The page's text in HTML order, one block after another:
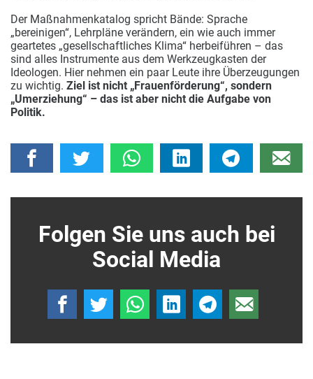
Der Maßnahmenkatalog spricht Bände: Sprache
„bereinigen“, Lehrpläne verändern, ein wie auch immer
geartetes „gesellschaftliches Klima“ herbeiführen – das
sind alles Instrumente aus dem Werkzeugkasten der
Ideologen. Hier nehmen ein paar Leute ihre Überzeugungen
zu wichtig. Ziel ist nicht „Frauenförderung“, sondern
„Umerziehung“ – das ist aber nicht die Aufgabe von
Politik.
Folgen Sie uns auch bei
Social Media